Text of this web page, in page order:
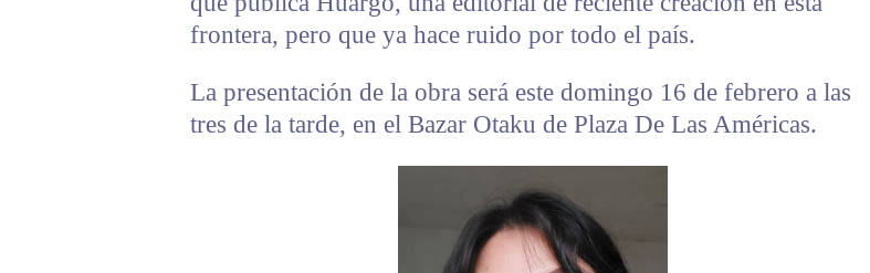
frontera, pero que ya hace ruido por todo el país.
La presentación de la obra será este domingo 16 de febrero a las
tres de la tarde, en el Bazar Otaku de Plaza De Las Américas.